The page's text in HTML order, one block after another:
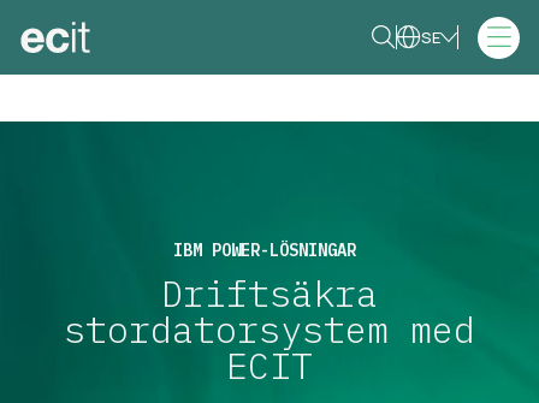
SE
IBM POWER-LÖSNINGAR
Driftsäkra
stordatorsystem med
ECIT